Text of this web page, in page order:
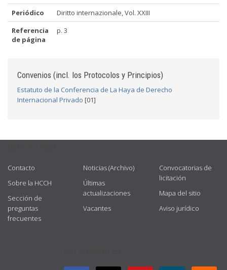
Periódico
Diritto internazionale, Vol. XXIII
Referencia
de página
p. 3
Convenios (incl. los Protocolos y Principios)
Estatuto de la Conferencia de La Haya de Derecho
Internacional Privado [01]
Contacto
Sobre la HCCH
Sección de
preguntas
frecuentes
Noticias (Archivo)
Últimas
actualizaciones
Vacantes
Convocatorias de
licitación
Mapa del sitio
Aviso jurídico